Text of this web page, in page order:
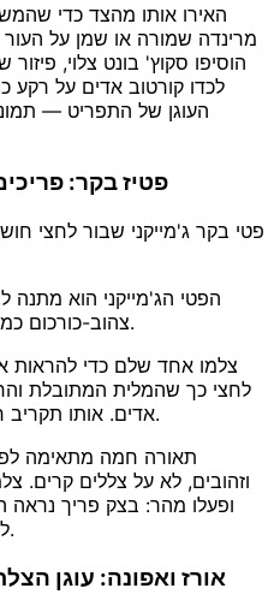
האירו אותו מהצד כדי
מרינדה שמורה או שמן על
הוסיפו סקוץ' בונט צלוי,
לכדו קורטוב אדים על רקע
העוגן של התפריט —
2. פטיז בקר:
פטי בקר ג'מייקני שבור לחצי
הפטי הג'מייקני הוא מתנה
צהוב-כורכום כמעט זוהר. כל הצילום נמצא בבצק.
צלמו אחד שלם כדי להראות
לחצי כך שהמלית המתובלת
אדים. אותו תקריב חתך רוחב הוא התמונה שמוכרת.
תאורה חמה מתאימה
וזהובים, לא על צללים קרים.
ופעלו מהר: בצק פריך נראה
לפני שהוא מתקרר והאדים גוועים.
3. אורז ואפונה: עוגן